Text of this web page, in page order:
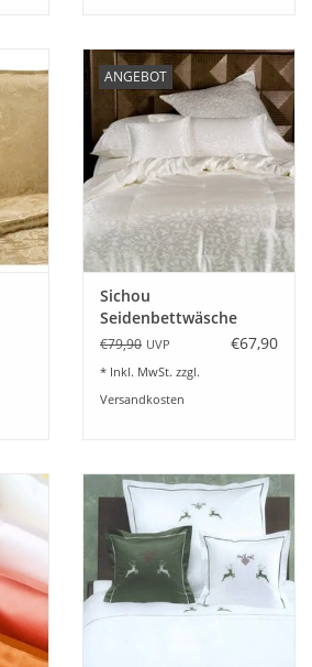
ANGEBOT
Sichou
Seidenbettwäsche
Fleur seidenweiß 100%
€79,90 UVP €67,90
* Inkl. MwSt. zzgl.
Versandkosten